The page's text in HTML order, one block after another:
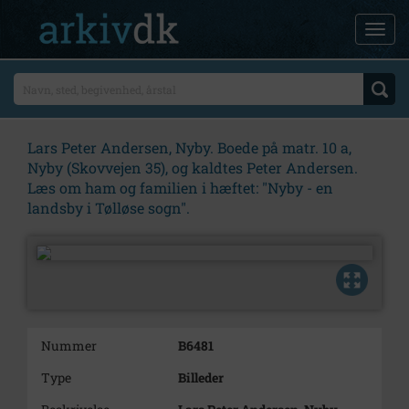
Lars Peter Andersen, Nyby. Boede på matr. 10 a,
Nyby (Skovvejen 35), og kaldtes Peter Andersen.
Læs om ham og familien i hæftet: "Nyby - en
landsby i Tølløse sogn".
Nummer
B6481
Type
Billeder